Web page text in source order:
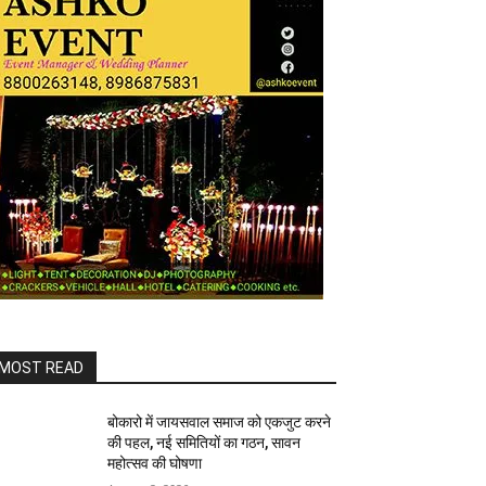
READ
बोकारो में जायसवाल समाज को एकजुट करने
की पहल, नई समितियों का गठन, सावन
महोत्सव की घोषणा